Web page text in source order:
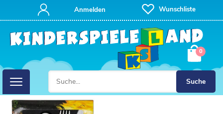
Suche
Anmelden Wunschliste
0